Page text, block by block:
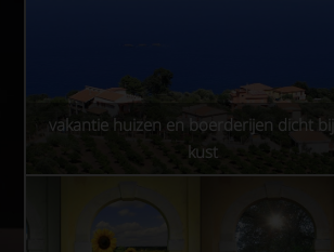
vakantie huizen en boerderijen dicht
kust